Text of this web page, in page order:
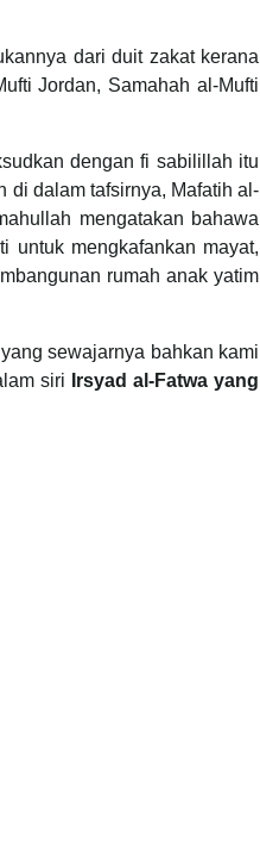
dari duit zakat kerana
Jordan, Samahah al-Mufti
dengan fi sabilillah itu
di dalam tafsirnya, Mafatih al-
mengatakan bahawa
untuk mengkafankan mayat,
rumah anak yatim
sewajarnya bahkan kami
siri
Irsyad al-Fatwa yang